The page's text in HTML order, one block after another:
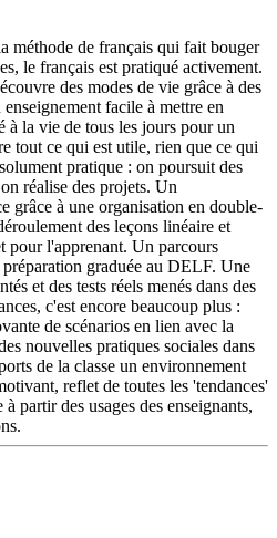
méthode de français qui fait bouger
le français est pratiqué activement.
des modes de vie grâce à des
facile à mettre en
à la vie de tous les jours pour un
tout ce qui est utile, rien que ce qui
pratique : on poursuit des
réalise des projets. Un
grâce à une organisation en double-
des leçons linéaire et
pour l'apprenant. Un parcours
graduée au DELF. Une
et des tests réels menés dans des
c'est encore beaucoup plus :
de scénarios en lien avec la
nouvelles pratiques sociales dans
de la classe un environnement
reflet de toutes les 'tendances'
partir des usages des enseignants,